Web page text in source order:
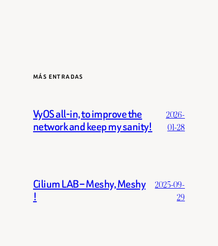
MÁS ENTRADAS
VyOS all-in, to improve the
network and keep my sanity!
2026-
01-28
Cilium LAB – Meshy, Meshy
!
2025-09-
29